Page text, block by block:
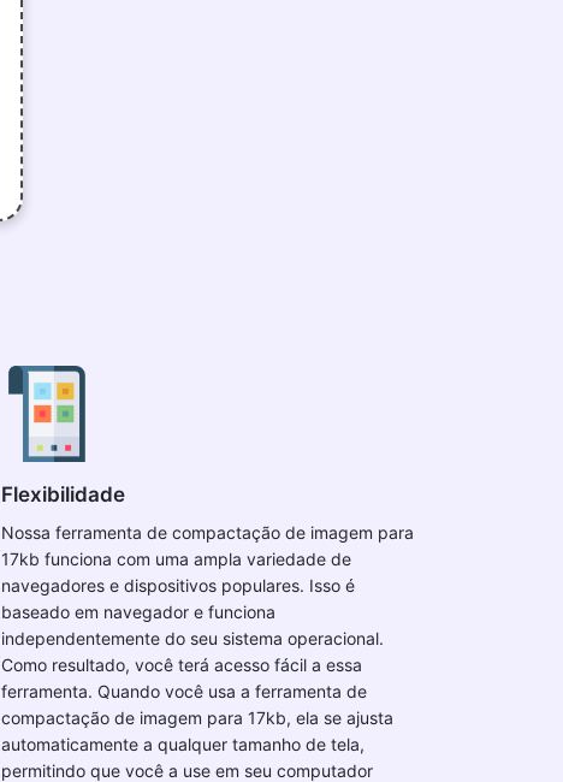
Flexibilidade
Nossa ferramenta de compactação de imagem para
17kb funciona com uma ampla variedade de
navegadores e dispositivos populares. Isso é
baseado em navegador e funciona
independentemente do seu sistema operacional.
Como resultado, você terá acesso fácil a essa
ferramenta. Quando você usa a ferramenta de
compactação de imagem para 17kb, ela se ajusta
automaticamente a qualquer tamanho de tela,
permitindo que você a use em seu computador